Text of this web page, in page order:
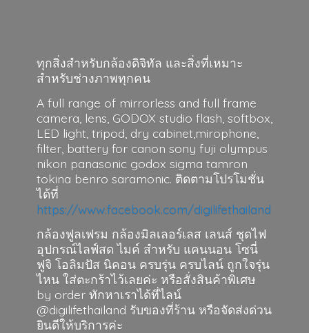
ทุกสิ่งสำหรับกล้องดิจิทัล และสิ่งที่เหมาะ
สำหรับช่างภาพทุกคน
A full range of mirrorless and full frame
camera, lens, GODOX studio flash, softbox,
LED light, tripod, dry cabinet,mirophone,
filter, battery for canon sony fuji olympus
nikon panasonic godox sigma tamron
tokina benro saramonic. ติดตามโปรโมชั่น
ได้ที่
https://www.facebook.com/digilifethailand
กล้องฟูลเฟรม กล้องมิลเลอร์เลส เลนส์ ชุดไฟ
อุปกรณ์ไลฟ์สด ไมค์ สำหรับ แคนนอน โซนี่
ฟูจิ โอลิมปัส นิคอน ครบรุ่น ครบไลน์ ถูกใจรุ่น
ไหน ใส่ตะกร้าไว้เลยค่ะ หรือสั่งสินค้าพิเศษ
by order ทักหาเราได้ที่ไลน์
@digilifethailand รับของที่ร้าน หรือจัดส่งด่วน
ยินดีให้บริการค่ะ